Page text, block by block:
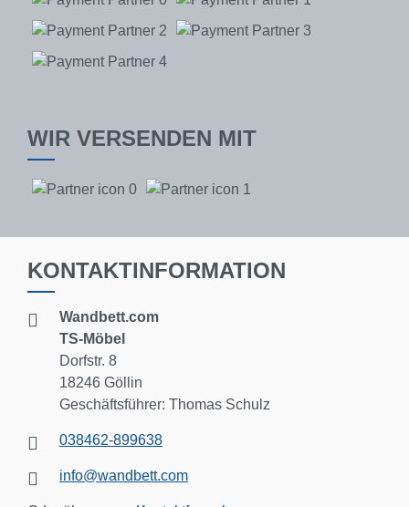
WIR VERSENDEN MIT
KONTAKTINFORMATION
Wandbett.com
TS-Möbel
Dorfstr. 8
18246 Göllin
Geschäftsführer: Thomas Schulz
038462-899638
info@wandbett.com